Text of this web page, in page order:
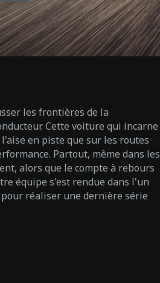
les frontières de la
Cette voiture qui incarne
en piste que sur les routes
Partout, même dans les
alors que le compte à rebours
équipe s'est rendue dans l'un
réaliser une dernière série